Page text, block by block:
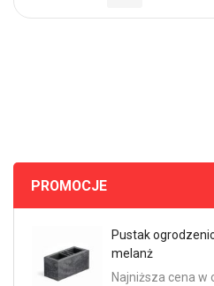
PROMOCJE
Pustak
melanż
Najniższa cena w